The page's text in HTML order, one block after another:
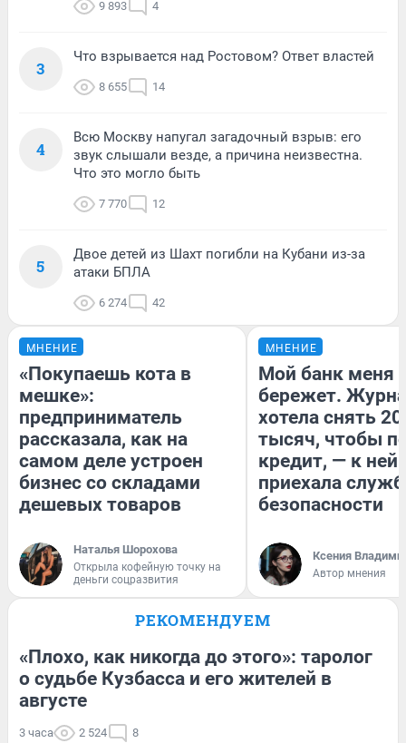
9 893 4
3
Что взрывается над Ростовом? Ответ властей
8 655 14
4
Всю Москву напугал загадочный взрыв: его
звук слышали везде, а причина неизвестна.
Что это могло быть
7 770 12
5
Двое детей из Шахт погибли на Кубани из-за
атаки БПЛА
6 274 42
МНЕНИЕ
«Покупаешь кота в
мешке»:
предприниматель
рассказала, как на
самом деле устроен
бизнес со складами
дешевых товаров
Наталья Шорохова
Открыла кофейную точку на
деньги соцразвития
МНЕНИЕ
Мой банк меня
бережет.
хотела снять
тысяч, чтобы
кредит, — к
приехала
безопасности
Ксения
Автор мнения
РЕКОМЕНДУЕМ
«Плохо, как никогда до этого»: таролог
о судьбе Кузбасса и его жителей в
августе
3 часа 2 524 8